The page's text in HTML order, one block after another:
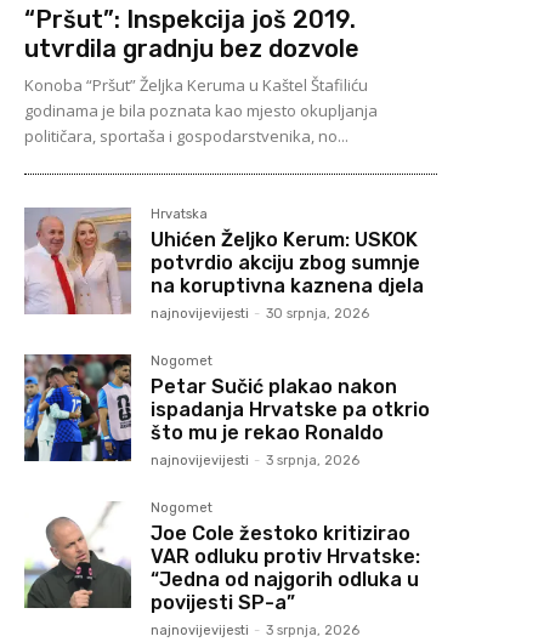
“Pršut”: Inspekcija još 2019.
utvrdila gradnju bez dozvole
Konoba “Pršut” Željka Keruma u Kaštel Štafiliću
godinama je bila poznata kao mjesto okupljanja
političara, sportaša i gospodarstvenika, no...
Hrvatska
Uhićen Željko Kerum: USKOK
potvrdio akciju zbog sumnje
na koruptivna kaznena djela
najnovijevijesti - 30 srpnja, 2026
Nogomet
Petar Sučić plakao nakon
ispadanja Hrvatske pa otkrio
što mu je rekao Ronaldo
najnovijevijesti - 3 srpnja, 2026
Nogomet
Joe Cole žestoko kritizirao
VAR odluku protiv Hrvatske:
“Jedna od najgorih odluka u
povijesti SP-a”
najnovijevijesti - 3 srpnja, 2026